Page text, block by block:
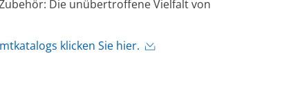
Die unübertroffene Vielfalt von
klicken Sie hier.